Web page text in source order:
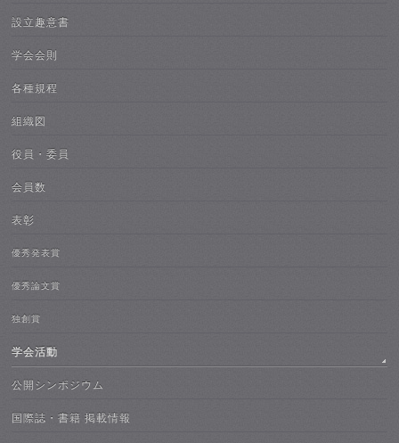
設立趣意書
学会会則
各種規程
組織図
役員・委員
会員数
表彰
優秀発表賞
優秀論文賞
独創賞
学会活動
公開シンポジウム
国際誌・書籍 掲載情報